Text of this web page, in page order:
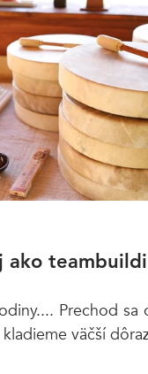
ako
Prechod
väčší